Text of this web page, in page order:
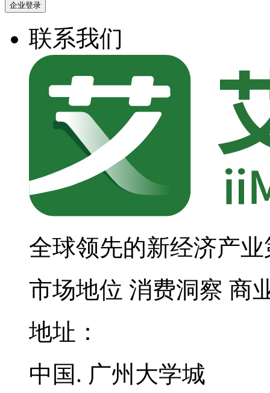
企业登录
联系我们
全球领先的新经济产
市场地位 消费洞察 商
地址：
中国. 广州大学城